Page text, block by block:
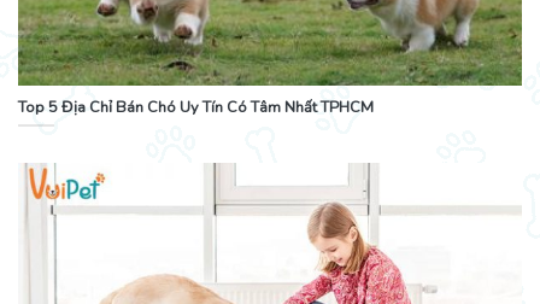
Top 5 Địa Chỉ Bán Chó Uy Tín Có Tâm Nhất TPHCM